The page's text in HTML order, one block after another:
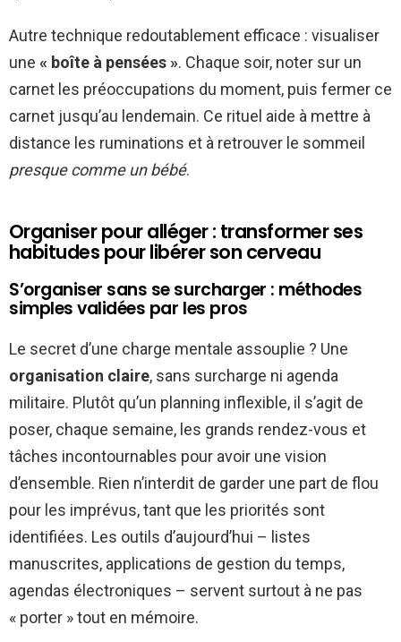
Autre technique redoutablement efficace : visualiser
une « boîte à pensées ». Chaque soir, noter sur un
carnet les préoccupations du moment, puis fermer ce
carnet jusqu’au lendemain. Ce rituel aide à mettre à
distance les ruminations et à retrouver le sommeil
presque comme un bébé.
Organiser pour alléger : transformer ses
habitudes pour libérer son cerveau
S’organiser sans se surcharger : méthodes
simples validées par les pros
Le secret d’une charge mentale assouplie ? Une
organisation claire, sans surcharge ni agenda
militaire. Plutôt qu’un planning inflexible, il s’agit de
poser, chaque semaine, les grands rendez-vous et
tâches incontournables pour avoir une vision
d’ensemble. Rien n’interdit de garder une part de flou
pour les imprévus, tant que les priorités sont
identifiées. Les outils d’aujourd’hui – listes
manuscrites, applications de gestion du temps,
agendas électroniques – servent surtout à ne pas
« porter » tout en mémoire.